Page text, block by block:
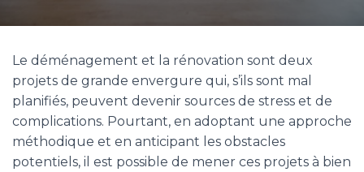
Le déménagement et la rénovation sont deux
projets de grande envergure qui, s’ils sont mal
planifiés, peuvent devenir sources de stress et de
complications. Pourtant, en adoptant une approche
méthodique et en anticipant les obstacles
potentiels, il est possible de mener ces projets à bien